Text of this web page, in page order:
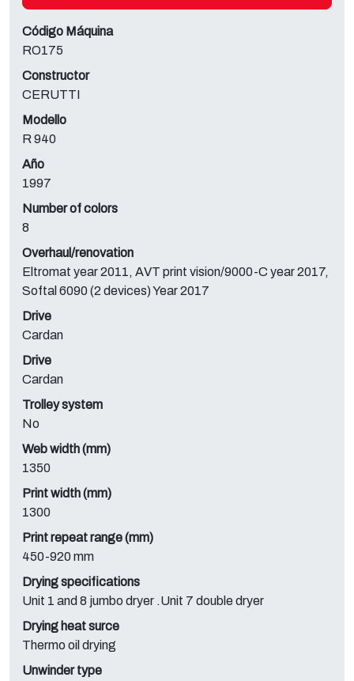
Código Máquina
RO175
Constructor
CERUTTI
Modello
R 940
Año
1997
Number of colors
8
Overhaul/renovation
Eltromat year 2011, AVT print vision/9000-C year 2017,
Softal 6090 (2 devices) Year 2017
Drive
Cardan
Drive
Cardan
Trolley system
No
Web width (mm)
1350
Print width (mm)
1300
Print repeat range (mm)
450-920 mm
Drying specifications
Unit 1 and 8 jumbo dryer .Unit 7 double dryer
Drying heat surce
Thermo oil drying
Unwinder type